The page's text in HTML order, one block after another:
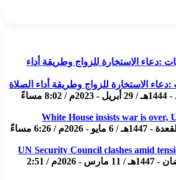
:دعاء الاستخارة للزواج وطريقة أداء الصلاة
White House insists war is over,
UN Security Council clashes amid
الأربعاء - 22 رمضان - 1447هـ / 11 مارس - 2026م / 2:51